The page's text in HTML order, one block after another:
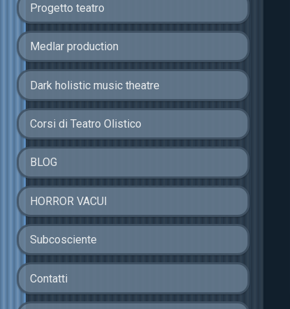
Progetto teatro
Medlar production
Dark holistic music theatre
Corsi di Teatro Olistico
BLOG
HORROR VACUI
Subcosciente
Contatti